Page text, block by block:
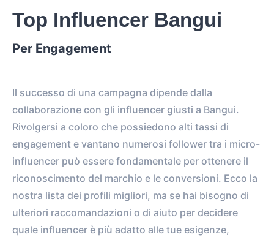
Top Influencer Bangui
Per Engagement
Il successo di una campagna dipende dalla
collaborazione con gli influencer giusti a Bangui.
Rivolgersi a coloro che possiedono alti tassi di
engagement e vantano numerosi follower tra i micro-
influencer può essere fondamentale per ottenere il
riconoscimento del marchio e le conversioni. Ecco la
nostra lista dei profili migliori, ma se hai bisogno di
ulteriori raccomandazioni o di aiuto per decidere
quale influencer è più adatto alle tue esigenze,